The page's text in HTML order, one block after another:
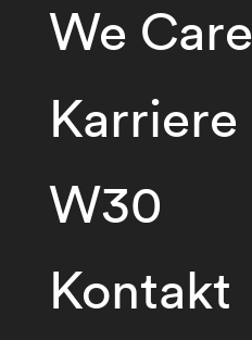
We Care
Karriere
W30
Kontakt